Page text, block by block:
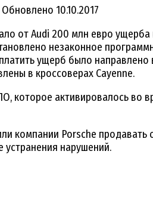
Обновлено 10.10.2017
от Audi 200 млн евро
незаконное
ущерб было
в кроссоверах Cayenne.
которое активировалось
компании Porsche
нарушений.